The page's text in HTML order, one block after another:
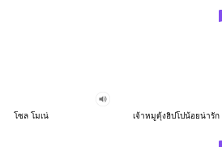
โซล โมเน่ เจ้าหมูดุ้งฮิปโปน้อยน่ารัก